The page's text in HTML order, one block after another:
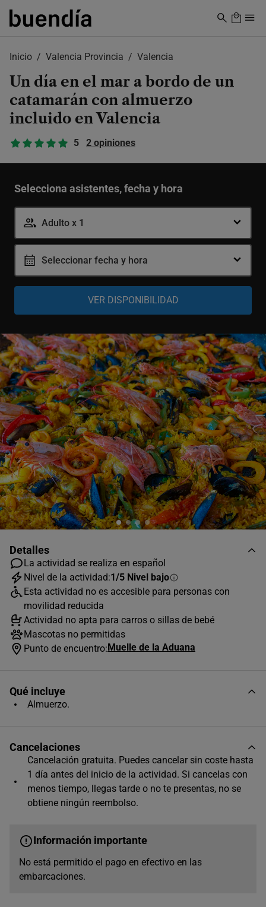
Skip
Inicio Valencia Provincia Valencia
Un día en el mar a bordo de un
catamarán con almuerzo
incluido en Valencia
5 2 opiniones
Selecciona asistentes, fecha y hora
Adulto x 1
13-64 años - +
Senior
65-99 años - +
Niño
4-12 años - +
Bebé
0-3 años - +
Seleccionar fecha y hora
AGOSTO 2026
L
M X J V S D
10
17
18
31
Horas disponibles (1)
12:45
Detalles
La actividad se realiza en español
Nivel de la actividad:1/5 Nivel bajo
Esta actividad no es accesible para personas con
movilidad reducida
Actividad no apta para carros o sillas de bebé
Mascotas no permitidas
Punto de encuentro:Muelle de la Aduana
Qué incluye
Almuerzo.
Cancelaciones
Cancelación gratuita. Puedes cancelar sin coste hasta
1 día antes del inicio de la actividad. Si cancelas con
menos tiempo, llegas tarde o no te presentas, no se
obtiene ningún reembolso.
Información importante
No está permitido el pago en efectivo en las
embarcaciones.